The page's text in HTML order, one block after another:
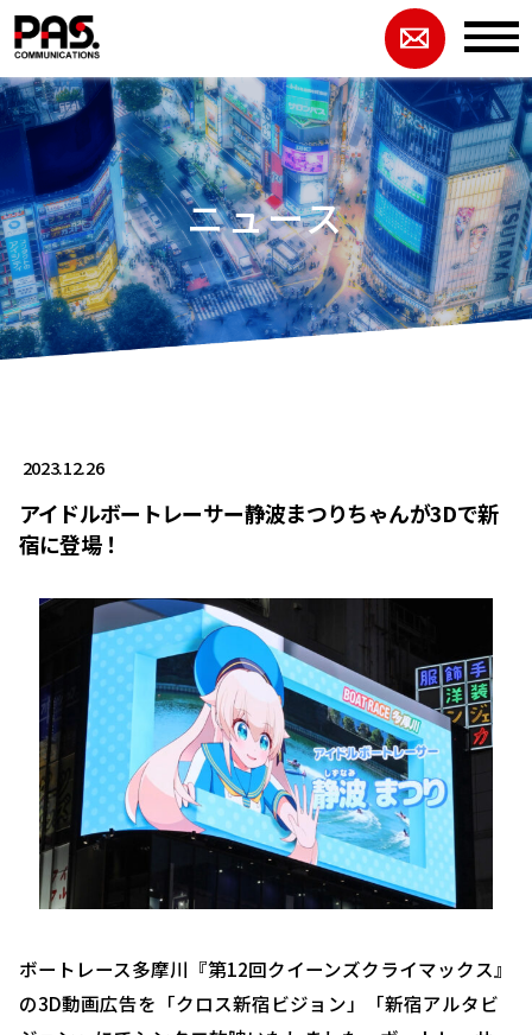
ニュース
2023.12.26
アイドルボートレーサー静波まつりちゃんが3Dで新
宿に登場！
ボートレース多摩川『第12回クイーンズクライマックス』
の3D動画広告を「クロス新宿ビジョン」「新宿アルタビ